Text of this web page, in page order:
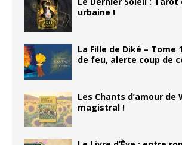
urbaine !
La Fille de Diké – Tome
de feu, alerte coup de
Les Chants d’amour de
magistral !